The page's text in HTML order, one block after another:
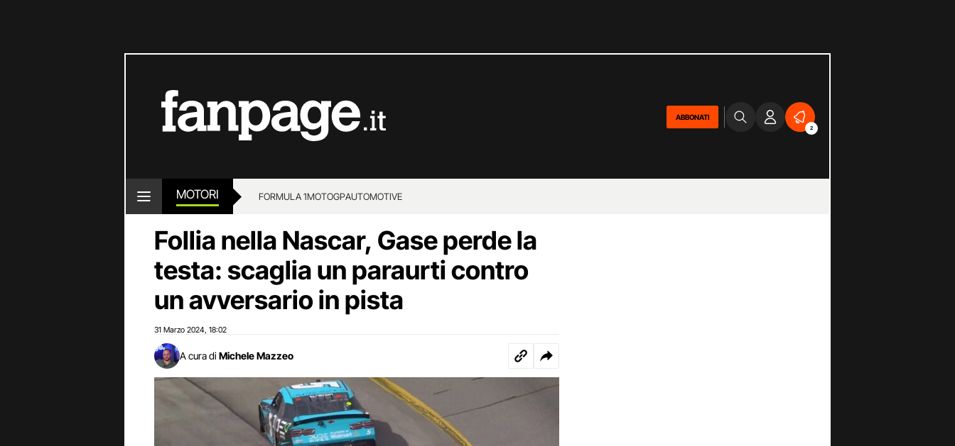
ABBONATI
2
MOTORI FORMULA 1MOTOGPAUTOMOTIVE
Follia nella Nascar, Gase perde la
testa: scaglia un paraurti contro
un avversario in pista
31 Marzo 2024 18:02
A cura di Michele Mazzeo